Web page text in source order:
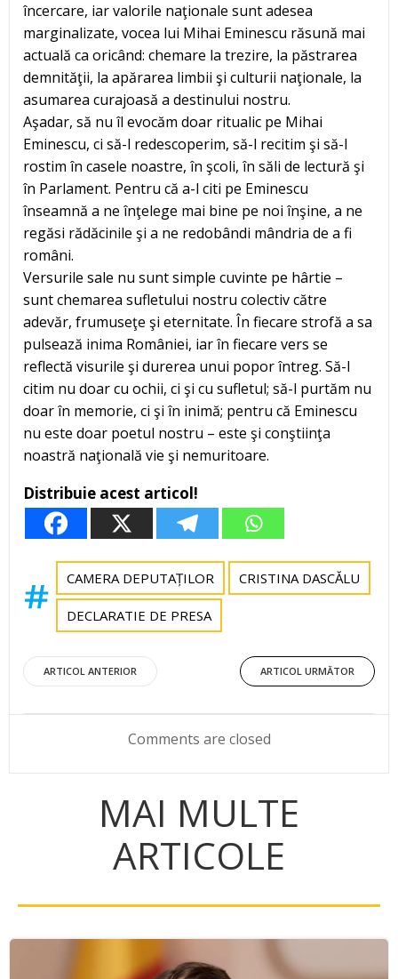
încercare, iar valorile naţionale sunt adesea
marginalizate, vocea lui Mihai Eminescu răsună mai
actuală ca oricând: chemare la trezire, la păstrarea
demnităţii, la apărarea limbii şi culturii naţionale, la
asumarea curajoasă a destinului nostru.
Aşadar, să nu îl evocăm doar ritualic pe Mihai
Eminescu, ci să-l redescoperim, să-l recitim şi să-l
rostim în casele noastre, în şcoli, în săli de lectură şi
în Parlament. Pentru că a-l citi pe Eminescu
înseamnă a ne înţelege mai bine pe noi înşine, a ne
regăsi rădăcinile şi a ne redobândi mândria de a fi
români.
Versurile sale nu sunt simple cuvinte pe hârtie –
sunt chemarea sufletului nostru colectiv către
adevăr, frumuseţe şi eternitate. În fiecare strofă a sa
pulsează inima României, iar în fiecare vers se
reflectă visurile şi durerea unui popor întreg. Să-l
citim nu doar cu ochii, ci şi cu sufletul; să-l purtăm nu
doar în memorie, ci şi în inimă; pentru că Eminescu
nu este doar poetul nostru – este şi conştiinţa
noastră naţională vie şi nemuritoare.
Distribuie acest articol!
CAMERA DEPUTAȚILOR CRISTINA DASCĂLU
DECLARATIE DE PRESA
Post
navigation
ARTICOL ANTERIOR
Post
navigation
ARTICOL URMĂTOR
Comments are closed
MAI MULTE
ARTICOLE